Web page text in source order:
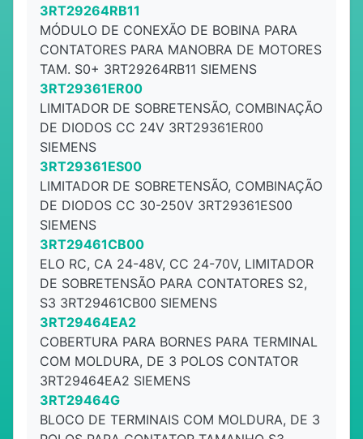
3RT29264RB11
MÓDULO DE CONEXÃO DE BOBINA PARA
CONTATORES PARA MANOBRA DE MOTORES
TAM. S0+ 3RT29264RB11 SIEMENS
3RT29361ER00
LIMITADOR DE SOBRETENSÃO, COMBINAÇÃO
DE DIODOS CC 24V 3RT29361ER00
SIEMENS
3RT29361ES00
LIMITADOR DE SOBRETENSÃO, COMBINAÇÃO
DE DIODOS CC 30-250V 3RT29361ES00
SIEMENS
3RT29461CB00
ELO RC, CA 24-48V, CC 24-70V, LIMITADOR
DE SOBRETENSÃO PARA CONTATORES S2,
S3 3RT29461CB00 SIEMENS
3RT29464EA2
COBERTURA PARA BORNES PARA TERMINAL
COM MOLDURA, DE 3 POLOS CONTATOR
3RT29464EA2 SIEMENS
3RT29464G
BLOCO DE TERMINAIS COM MOLDURA, DE 3